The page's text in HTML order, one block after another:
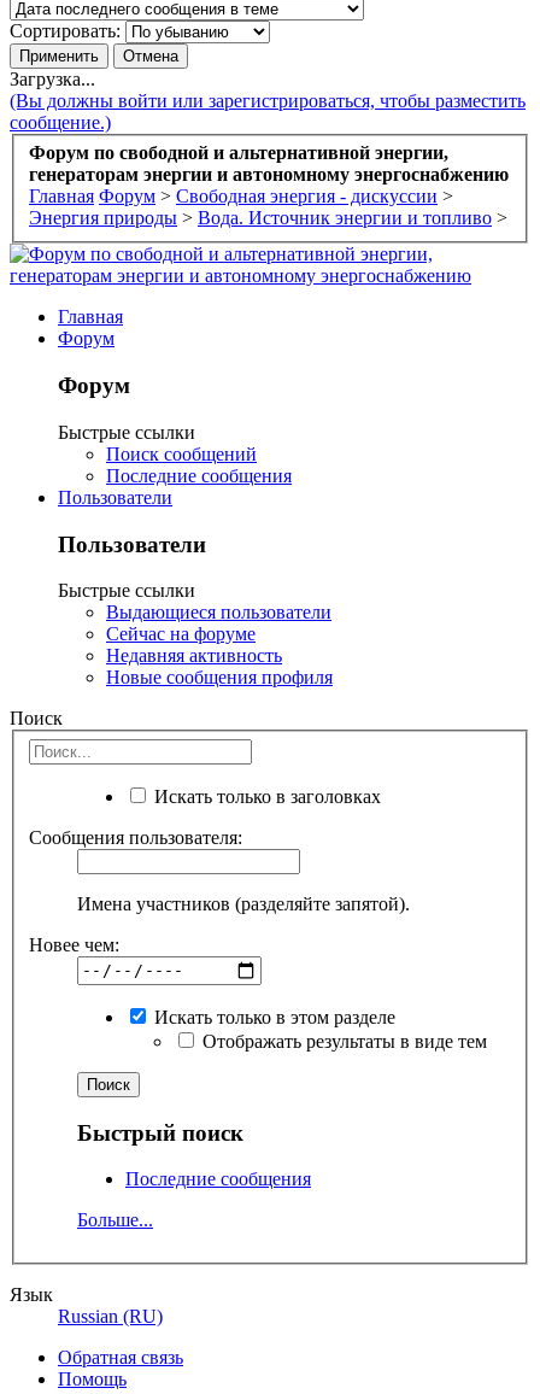
Сортировать:
Загрузка...
(Вы должны войти или зарегистрироваться, чтобы разместить
сообщение.)
Форум по свободной и альтернативной энергии,
генераторам энергии и автономному энергоснабжению
Главная Форум > Свободная энергия - дискуссии >
Энергия природы > Вода. Источник энергии и топливо >
Главная
Форум
Форум
Быстрые ссылки
Поиск сообщений
Последние сообщения
Пользователи
Пользователи
Быстрые ссылки
Выдающиеся пользователи
Сейчас на форуме
Недавняя активность
Новые сообщения профиля
Поиск
Искать только в заголовках
Сообщения пользователя:
Имена участников (разделяйте запятой).
Новее чем:
Искать только в этом разделе
Отображать результаты в виде тем
Быстрый поиск
Последние сообщения
Больше...
Язык
Russian (RU)
Обратная связь
Помощь